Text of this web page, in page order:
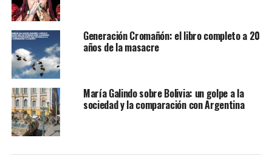
Generación Cromañón: el libro completo a 20
años de la masacre
María Galindo sobre Bolivia: un golpe a la
sociedad y la comparación con Argentina